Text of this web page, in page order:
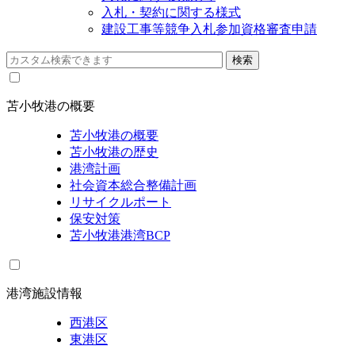
入札・契約に関する様式
建設工事等競争入札参加資格審査申請
苫小牧港の概要
苫小牧港の概要
苫小牧港の歴史
港湾計画
社会資本総合整備計画
リサイクルポート
保安対策
苫小牧港港湾BCP
港湾施設情報
西港区
東港区